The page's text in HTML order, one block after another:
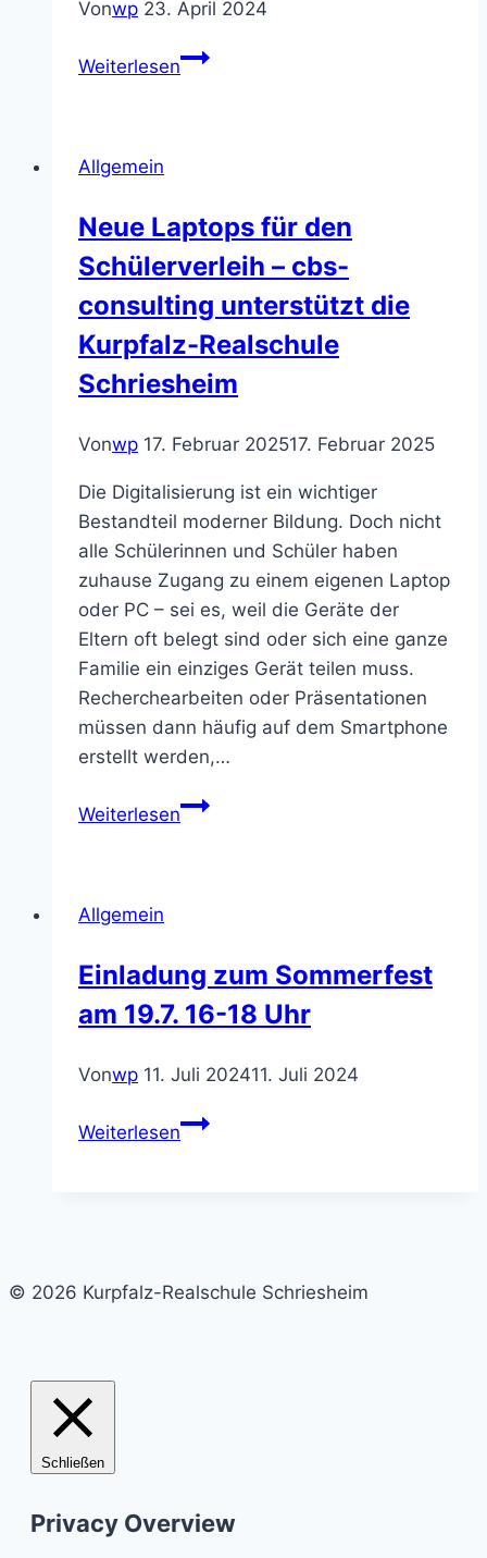
Vonwp 23. April 2024
WeiterlesenInformationsveranstaltung:
bzw.
M-
ab
Klasse
7
Allgemein
Neue Laptops für den
Schülerverleih – cbs-
consulting unterstützt die
Kurpfalz-Realschule
Schriesheim
Vonwp 17. Februar 202517. Februar 2025
Die Digitalisierung ist ein wichtiger
Bestandteil moderner Bildung. Doch nicht
alle Schülerinnen und Schüler haben
zuhause Zugang zu einem eigenen Laptop
oder PC – sei es, weil die Geräte der
Eltern oft belegt sind oder sich eine ganze
Familie ein einziges Gerät teilen muss.
Recherchearbeiten oder Präsentationen
müssen dann häufig auf dem Smartphone
erstellt werden,…
WeiterlesenNeue
cbs-
consulting
die
Realschule
Allgemein
Einladung zum Sommerfest
am 19.7. 16-18 Uhr
Vonwp 11. Juli 202411. Juli 2024
WeiterlesenEinladung
18
© 2026 Kurpfalz-Realschule Schriesheim
Schließen
Privacy Overview